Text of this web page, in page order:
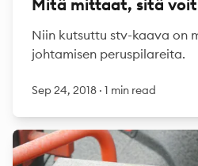
Mitä mittaat, sitä
Niin kutsuttu stv-kaava on
johtamisen peruspilareita.
Sep 24, 2018 · 1 min read